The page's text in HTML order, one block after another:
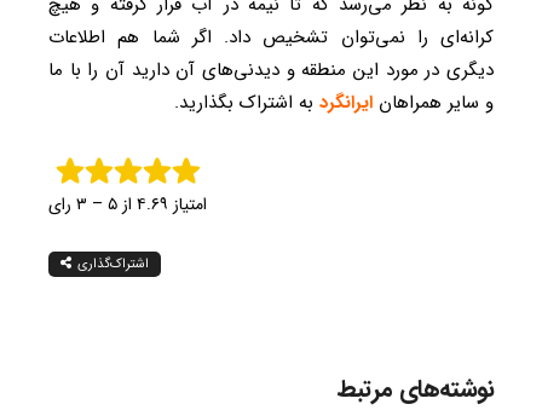
کرانه‌ای را نمی‌توان تشخیص داد. اگر شما هم اطلاعات
دیگری در مورد این منطقه و دیدنی‌های آن دارید آن را با ما
و سایر همراهان ایرانگرد به اشتراک بگذارید.
امتیاز ۴.۶۹ از ۵ – ۳ رای
اشتراک‌گذاری
نوشته‌های مرتبط